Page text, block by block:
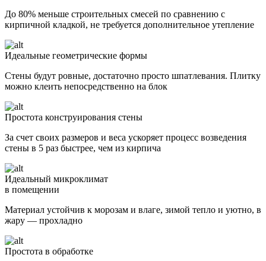
До 80% меньше строительных смесей по сравнению с
кирпичной кладкой, не требуется дополнительное утепление
Идеальные геометрические формы
Стены будут ровные, достаточно просто шпатлевания. Плитку
можно клеить непосредственно на блок
Простота конструирования стены
За счет своих размеров и веса ускоряет процесс возведения
стены в 5 раз быстрее, чем из кирпича
Идеальный микроклимат
в помещении
Материал устойчив к морозам и влаге, зимой тепло и уютно, в
жару — прохладно
Простота в обработке